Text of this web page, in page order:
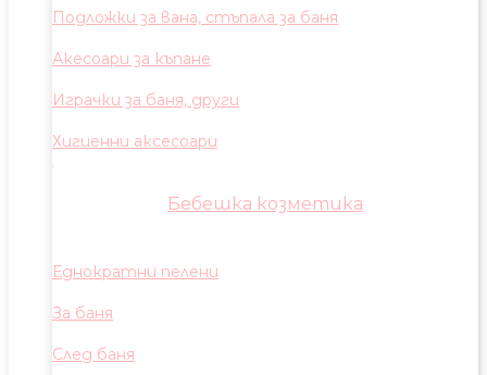
Подложки за вана, стъпала за баня
Акесоари за къпане
Играчки за баня, други
Хигиенни аксесоари
Бебешка козметика
Еднократни пелени
За баня
След баня